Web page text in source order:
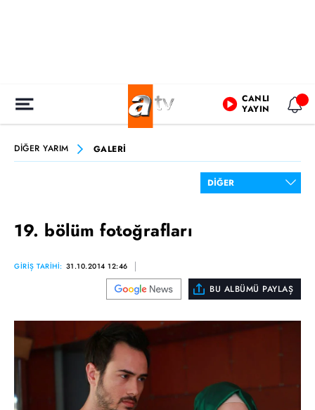
CANLI
YAYIN
DİĞER YARIM GALERİ
19. bölüm fotoğrafları
GİRİŞ TARİHİ: 31.10.2014 12:46
BU ALBÜMÜ PAYLAŞ